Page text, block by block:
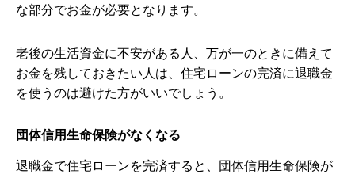
な部分でお金が必要となります。
老後の生活資金に不安がある人、万が一のときに備えて
お金を残しておきたい人は、住宅ローンの完済に退職金
を使うのは避けた方がいいでしょう。
団体信用生命保険がなくなる
退職金で住宅ローンを完済すると、団体信用生命保険が